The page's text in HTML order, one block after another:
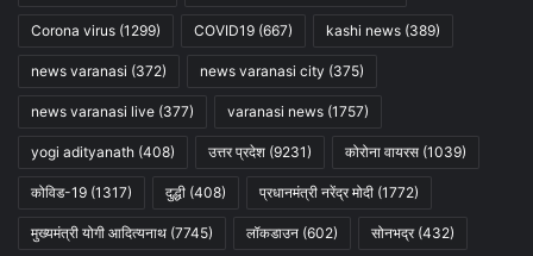
Corona virus (1299) COVID19 (667) kashi news (389)
news varanasi (372) news varanasi city (375)
news varanasi live (377) varanasi news (1757)
yogi adityanath (408) उत्तर प्रदेश (9231) कोरोना वायरस (1039)
कोविड-19 (1317) दुद्धी (408) प्रधानमंत्री नरेंद्र मोदी (1772)
मुख्यमंत्री योगी आदित्यनाथ (7745) लॉकडाउन (602) सोनभद्र(432)